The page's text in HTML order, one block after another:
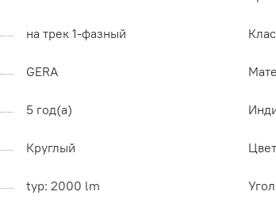
на трек 1-фазный
GERA
5 год(а)
Круглый
typ: 2000 lm